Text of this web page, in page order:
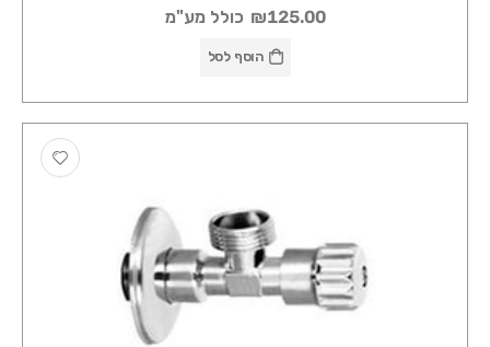
₪125.00 כולל מע"מ
הוסף לסל